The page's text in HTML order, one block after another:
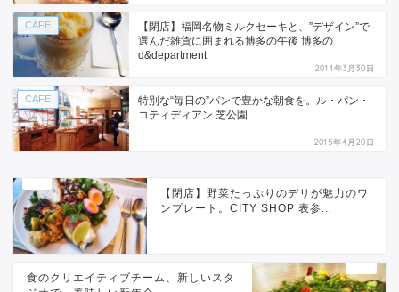
CAFE
【閉店】福岡名物ミルクセーキと、”デザイン”で
選んだ雑貨に囲まれる博多の午後 博多の
d&department
2014年3月30日
CAFE
特別な“毎日の”パンで豊かな朝食を。ル・パン・
コティディアン 芝公園
2015年4月20日
【閉店】野菜たっぷりのデリが魅力のワ
ンプレート。CITY SHOP 表参...
食のクリエイティブチーム、新しいスタ